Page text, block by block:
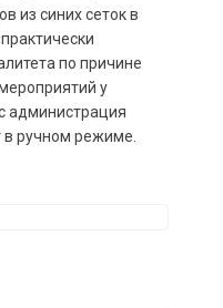
из синих сеток в
по причине
у
администрация
ручном режиме.